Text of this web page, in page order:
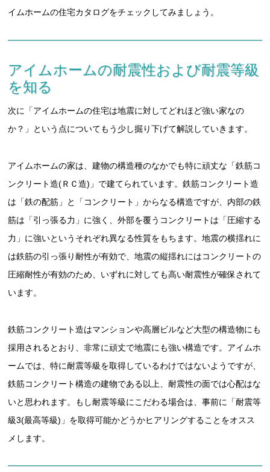
イムホームの住宅カタログをチェックしてみましょう。
アイムホームの耐震性および耐震等級
を知る
次に「アイムホームの住宅は地震に対してどれほど強い家なの
か？」という点についてもう少し掘り下げて解説していきます。
アイムホームの家は、建物の構造種のなかでも特に頑丈な「鉄筋コ
ンクリート造(ＲＣ造)」で建てられています。鉄筋コンクリート造
は「鉄の配筋」と「コンクリート」からなる構造ですが、内部の鉄
筋は「引っ張る力」に強く、外部を覆うコンクリートは「圧縮する
力」に強いというそれぞれ異なる性質をもちます。地震の横揺れに
は鉄筋の引っ張り耐性が有効で、地震の縦揺れにはコンクリートの
圧縮耐性が有効のため、いずれに対しても高い耐震性が確保されて
います。
鉄筋コンクリート造はマンションや高層ビルなど大型の構造物にも
採用されるとおり、非常に頑丈で地震にも強い構造です。アイムホ
ームでは、特に耐震等級を取得しているわけではないようですが、
鉄筋コンクリート構造の建物である以上、耐震性の面では心配はな
いと思われます。もし耐震等級にこだわる場合は、事前に「耐震等
級3(最高等級)」を取得可能かどうかヒアリングすることをオスス
メします。